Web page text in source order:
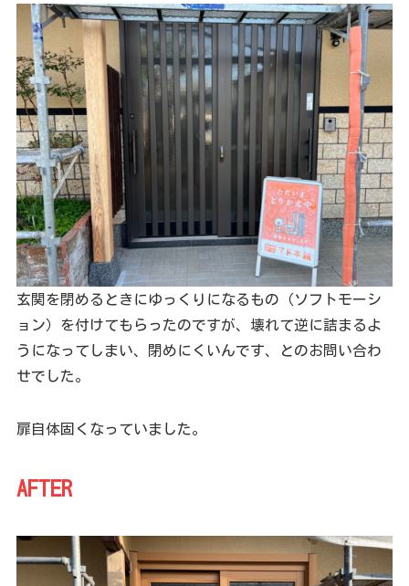
玄関を閉めるときにゆっくりになるもの（ソフトモーシ
ョン）を付けてもらったのですが、壊れて逆に詰まるよ
うになってしまい、閉めにくいんです、とのお問い合わ
せでした。
扉自体固くなっていました。
AFTER